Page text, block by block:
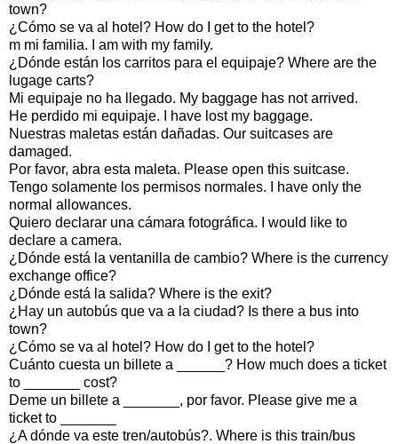
town?
¿Cómo se va al hotel? How do I get to the hotel?
m mi familia. I am with my family.
¿Dónde están los carritos para el equipaje? Where are the
lugage carts?
Mi equipaje no ha llegado. My baggage has not arrived.
He perdido mi equipaje. I have lost my baggage.
Nuestras maletas están dañadas. Our suitcases are
damaged.
Por favor, abra esta maleta. Please open this suitcase.
Tengo solamente los permisos normales. I have only the
normal allowances.
Quiero declarar una cámara fotográfica. I would like to
declare a camera.
¿Dónde está la ventanilla de cambio? Where is the currency
exchange office?
¿Dónde está la salida? Where is the exit?
¿Hay un autobús que va a la ciudad? Is there a bus into
town?
¿Cómo se va al hotel? How do I get to the hotel?
Cuánto cuesta un billete a ______? How much does a ticket
to _______ cost?
Deme un billete a _______, por favor. Please give me a
ticket to _______
¿A dónde va este tren/autobús?. Where is this train/bus